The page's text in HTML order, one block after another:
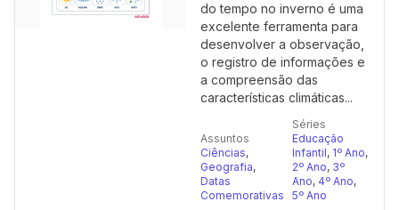
do tempo no inverno é uma
excelente ferramenta para
desenvolver a observação,
o registro de informações e
a compreensão das
características climáticas...
Assuntos
Ciências,
Geografia,
Datas
Comemorativas
Séries
Educação
Infantil, 1º Ano,
2º Ano, 3º
Ano, 4º Ano,
5º Ano